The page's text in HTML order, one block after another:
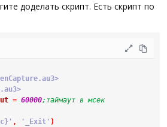
доделать скрипт. Есть скрипт по
= 60000;таймаут в мсек
, '_Exit' )